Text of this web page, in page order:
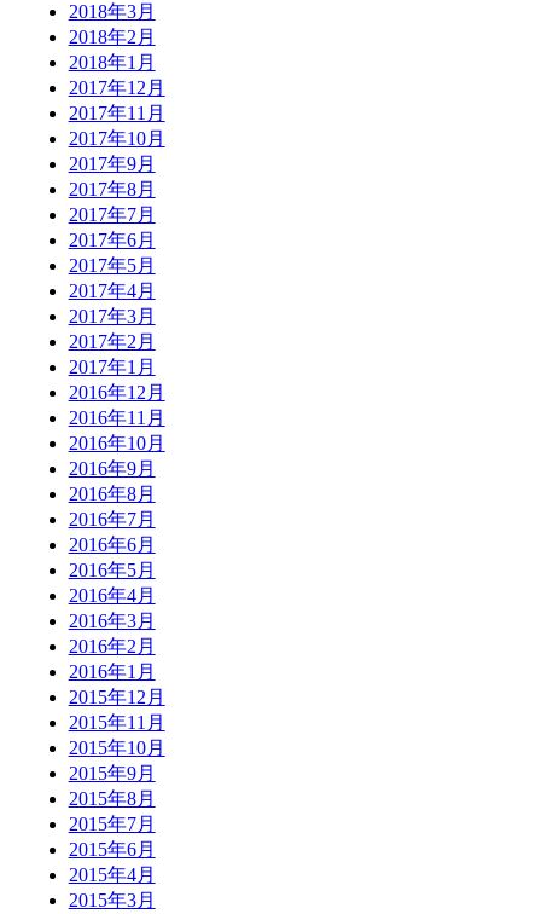
2018年3月
2018年2月
2018年1月
2017年12月
2017年11月
2017年10月
2017年9月
2017年8月
2017年7月
2017年6月
2017年5月
2017年4月
2017年3月
2017年2月
2017年1月
2016年12月
2016年11月
2016年10月
2016年9月
2016年8月
2016年7月
2016年6月
2016年5月
2016年4月
2016年3月
2016年2月
2016年1月
2015年12月
2015年11月
2015年10月
2015年9月
2015年8月
2015年7月
2015年6月
2015年4月
2015年3月